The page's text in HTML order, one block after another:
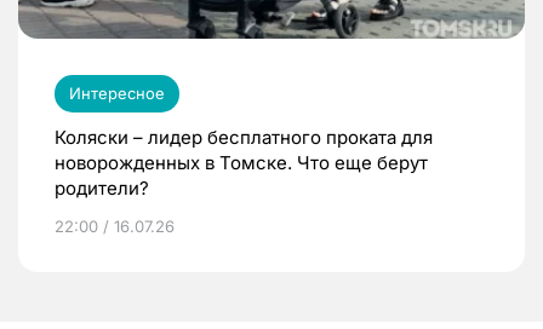
Интересное
Коляски – лидер бесплатного проката для
новорожденных в Томске. Что еще берут
родители?
22:00 / 16.07.26